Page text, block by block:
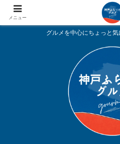
グルメを中心にちょっと
メニュー